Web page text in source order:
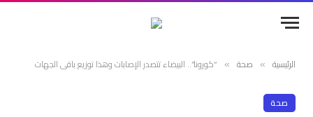
الرئيسية » صحة » “كورونا”.. البيضاء تتصدر الإصابات وهذا توزيع باقي الجهات
صحة